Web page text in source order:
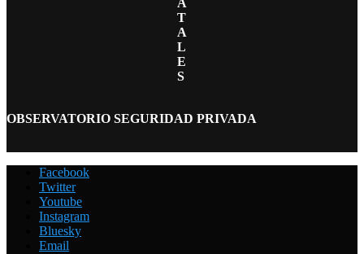
A
T
A
L
E
S
OBSERVATORIO SEGURIDAD PRIVADA
Facebook
Twitter
Youtube
Instagram
Bluesky
Email